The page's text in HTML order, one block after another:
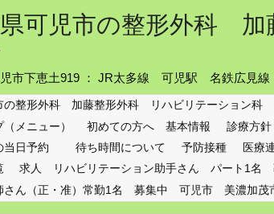
可児市の整形外科
児市下恵土919 ： JR太多線 可児駅 名鉄広見
の整形外科 加藤整形外科 リハビリテーション科
メニュー）
初めての方へ 基本情報 診療方針
当日予約
待ち時間について 予防接種 医療
求人 リハビリテーション助手さん パート1
ん（正・准）常勤1名 募集中 可児市 美濃加茂